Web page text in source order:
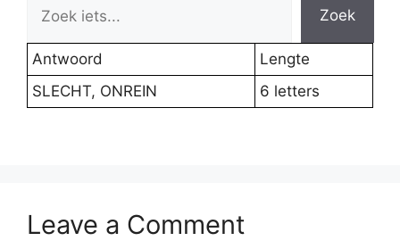
Zoek
Antwoord
Lengte
SLECHT, ONREIN
6 letters
Leave a Comment